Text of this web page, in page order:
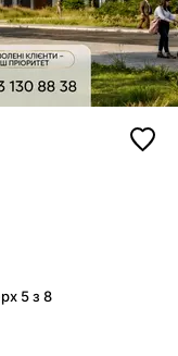
5 з 8